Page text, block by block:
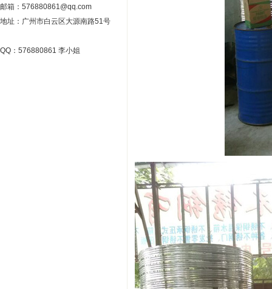
邮箱：576880861@qq.com
地址：广州市白云区大源南路51号
QQ：576880861 李小姐